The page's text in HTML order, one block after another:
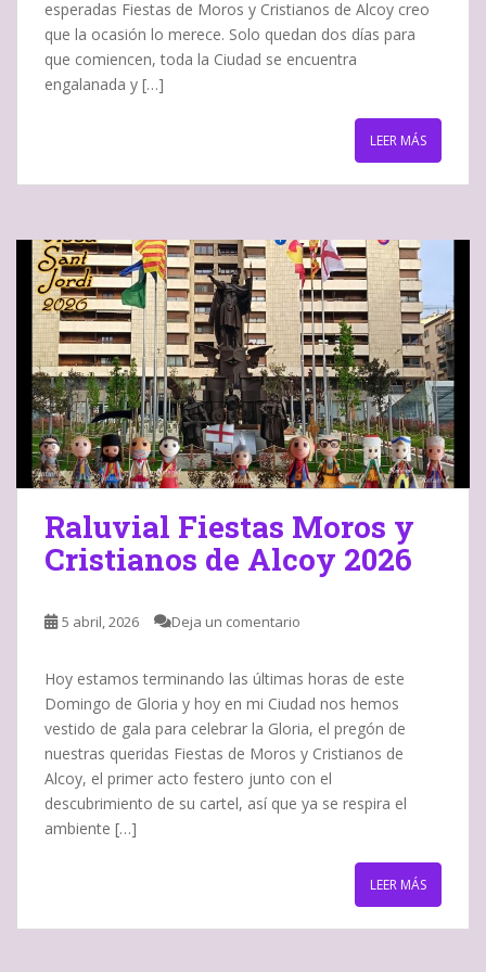
esperadas Fiestas de Moros y Cristianos de Alcoy creo
que la ocasión lo merece. Solo quedan dos días para
que comiencen, toda la Ciudad se encuentra
engalanada y […]
LEER MÁS
Raluvial Fiestas Moros y
Cristianos de Alcoy 2026
5 abril, 2026 Deja un comentario
Hoy estamos terminando las últimas horas de este
Domingo de Gloria y hoy en mi Ciudad nos hemos
vestido de gala para celebrar la Gloria, el pregón de
nuestras queridas Fiestas de Moros y Cristianos de
Alcoy, el primer acto festero junto con el
descubrimiento de su cartel, así que ya se respira el
ambiente […]
LEER MÁS